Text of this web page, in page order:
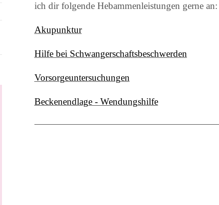
ich dir folgende Hebammenleistungen gerne an:
Akupunktur
Hilfe bei Schwangerschaftsbeschwerden
Vorsorgeuntersuchungen
Beckenendlage - Wendungshilfe